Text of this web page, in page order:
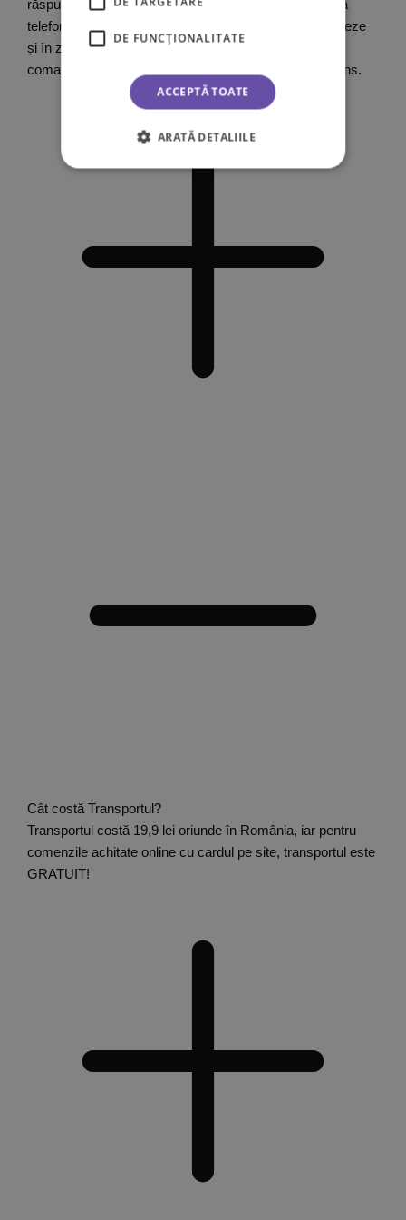
răspunzi colegilor noștri când te contactează sau dacă
telefonul este închis, aceștia vor încerca să te contacteze
și în ziua următoare. Dacă nu se reușește nici atunci,
comanda se va anula și vei primi un email în acest sens.
Cât costă Transportul?
Transportul costă 19,9 lei oriunde în România, iar pentru
comenzile achitate online cu cardul pe site, transportul este
GRATUIT!
DE FUNCŢIONALITATE
ACCEPTĂ TOATE
ARATĂ DETALIILE